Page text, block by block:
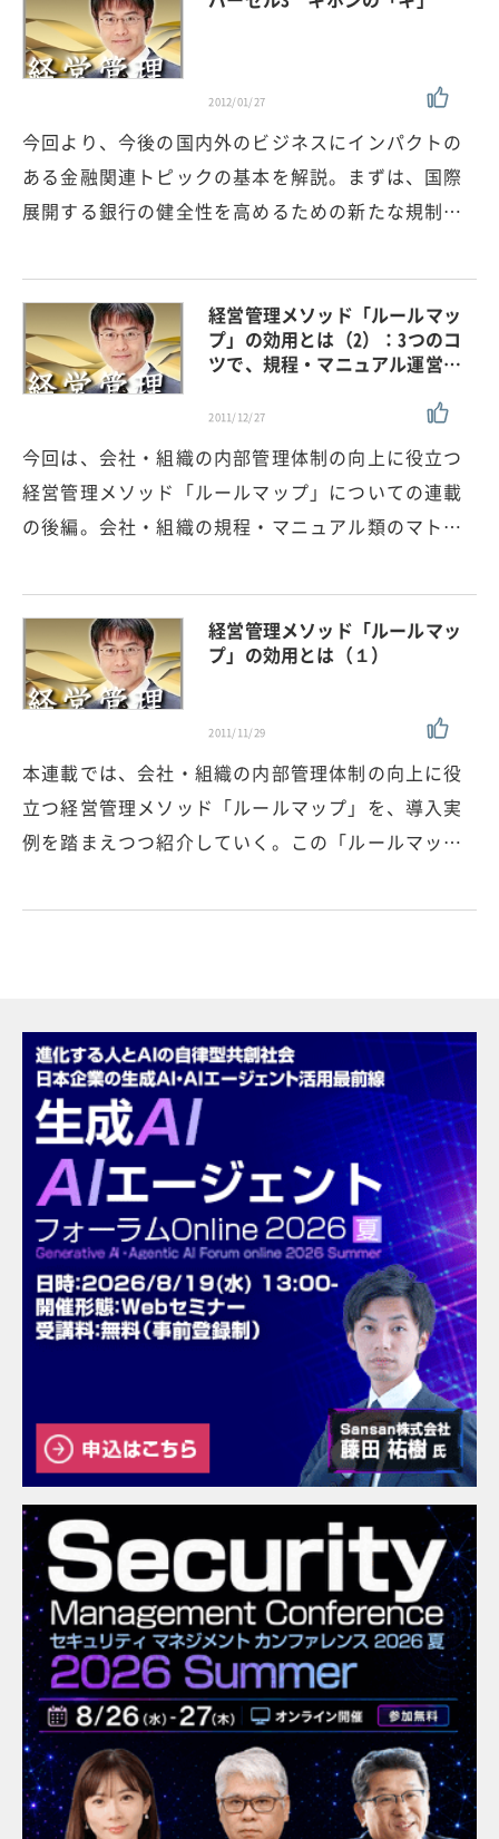
2012/01/27
今回より、今後の国内外のビジネスにインパクトの
ある金融関連トピックの基本を解説。まずは、国際
展開する銀行の健全性を高めるための新たな規制…
経営管理メソッド「ルールマッ
プ」の効用とは（2）：3つのコ
ツで、規程・マニュアル運営…
2011/12/27
今回は、会社・組織の内部管理体制の向上に役立つ
経営管理メソッド「ルールマップ」についての連載
の後編。会社・組織の規程・マニュアル類のマト…
経営管理メソッド「ルールマッ
プ」の効用とは（１）
2011/11/29
本連載では、会社・組織の内部管理体制の向上に役
立つ経営管理メソッド「ルールマップ」を、導入実
例を踏まえつつ紹介していく。この「ルールマッ…